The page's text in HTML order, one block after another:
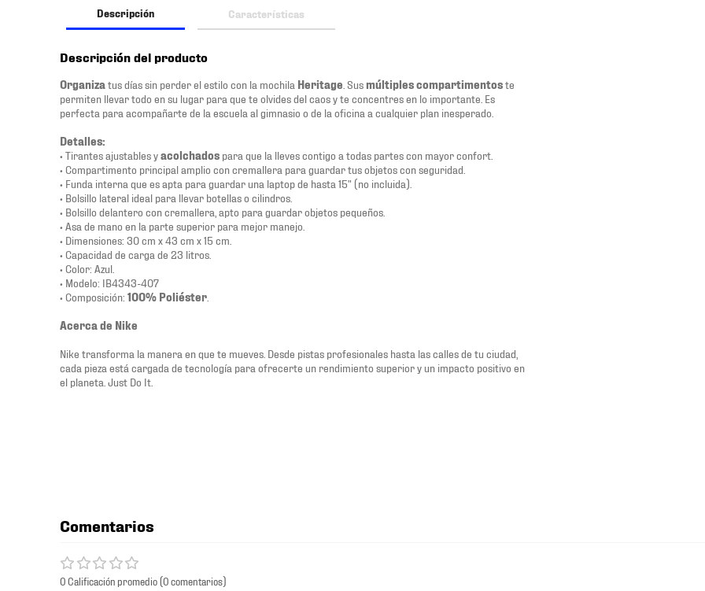
Descripción Características
Descripción del producto
Organiza tus días sin perder el estilo con la mochila Heritage . Susmúltiples compartimentoste
permiten llevar todo en su lugar para que te olvides del caos y te concentres en lo importante. Es
perfecta para acompañarte de la escuela al gimnasio o de la oficina a cualquier plan inesperado.
Detalles:
• Tirantes ajustables yacolchados para que la lleves contigo a todas partes con mayor confort.
• Compartimento principal amplio con cremallera para guardar tus objetos con seguridad.
• Funda interna que es apta para guardar una laptop de hasta 15" (no incluida).
• Bolsillo lateral ideal para llevar botellas o cilindros.
• Bolsillo delantero con cremallera, apto para guardar objetos pequeños.
• Asa de mano en la parte superior para mejor manejo.
• Dimensiones: 30 cm x 43 cm x 15 cm.
• Capacidad de carga de 23 litros.
• Color: Azul.
• Modelo: IB4343-407
• Composición: 100% Poliéster
Acerca de Nike
Nike transforma la manera en que te mueves. Desde pistas profesionales hasta las calles de tu ciudad,
cada pieza está cargada de tecnología para ofrecerte un rendimiento superior y un impacto positivo en
el planeta. Just Do It.
Comentarios
0 Calificación promedio(0 comentarios)